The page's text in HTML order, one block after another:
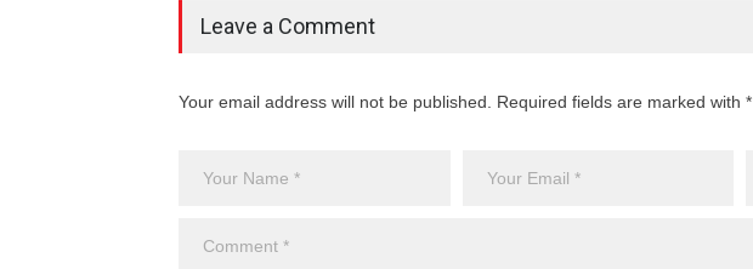
Leave a Comment
Your email address will not be published. Required fields are marked with *